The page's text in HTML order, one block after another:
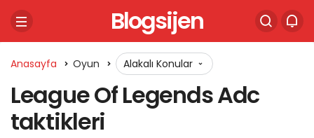
Blogsijen
Anasayfa Oyun Alakalı Konular
League Of Legends Adc
taktikleri